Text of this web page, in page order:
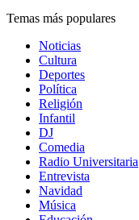
Temas más populares
Noticias
Cultura
Deportes
Política
Religión
Infantil
DJ
Comedia
Radio Universitaria
Entrevista
Navidad
Música